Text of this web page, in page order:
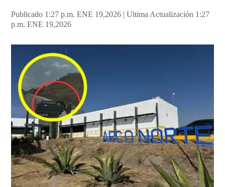
Publicado 1:27 p.m. ENE 19,2026 | Ultima Actualización 1:27
p.m. ENE 19,2026